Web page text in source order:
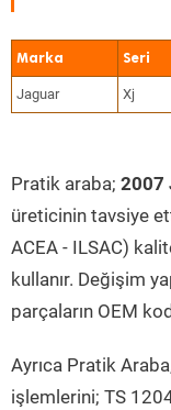
Marka Seri
Jaguar Xj
Pratik araba; 2007
üreticinin tavsiye
ACEA - ILSAC)
kullanır. Değişim
parçaların OEM
Ayrıca Pratik
işlemlerini; TS